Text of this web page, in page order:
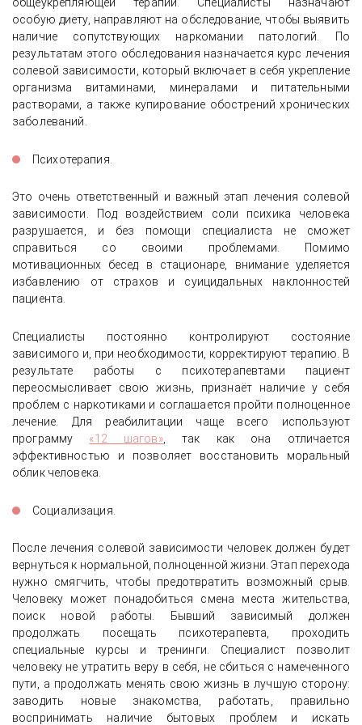
особую диету, направляют на обследование, чтобы выявить
наличие сопутствующих наркомании патологий. По
результатам этого обследования назначается курс лечения
солевой зависимости, который включает в себя укрепление
организма витаминами, минералами и питательными
растворами, а также купирование обострений хронических
заболеваний.
Психотерапия.
Это очень ответственный и важный этап лечения солевой
зависимости. Под воздействием соли психика человека
разрушается, и без помощи специалиста не сможет
справиться со своими проблемами. Помимо
мотивационных бесед в стационаре, внимание уделяется
избавлению от страхов и суицидальных наклонностей
пациента.
Специалисты постоянно контролируют состояние
зависимого и, при необходимости, корректируют терапию. В
результате работы с психотерапевтами пациент
переосмысливает свою жизнь, признаёт наличие у себя
проблем с наркотиками и соглашается пройти полноценное
лечение. Для реабилитации чаще всего используют
программу «12 шагов», так как она отличается
эффективностью и позволяет восстановить моральный
облик человека.
Социализация.
После лечения солевой зависимости человек должен будет
вернуться к нормальной, полноценной жизни. Этап перехода
нужно смягчить, чтобы предотвратить возможный срыв.
Человеку может понадобиться смена места жительства,
поиск новой работы. Бывший зависимый должен
продолжать посещать психотерапевта, проходить
специальные курсы и тренинги. Специалист позволит
человеку не утратить веру в себя, не сбиться с намеченного
пути, а продолжать менять свою жизнь в лучшую сторону:
заводить новые знакомства, работать, правильно
воспринимать наличие бытовых проблем и искать